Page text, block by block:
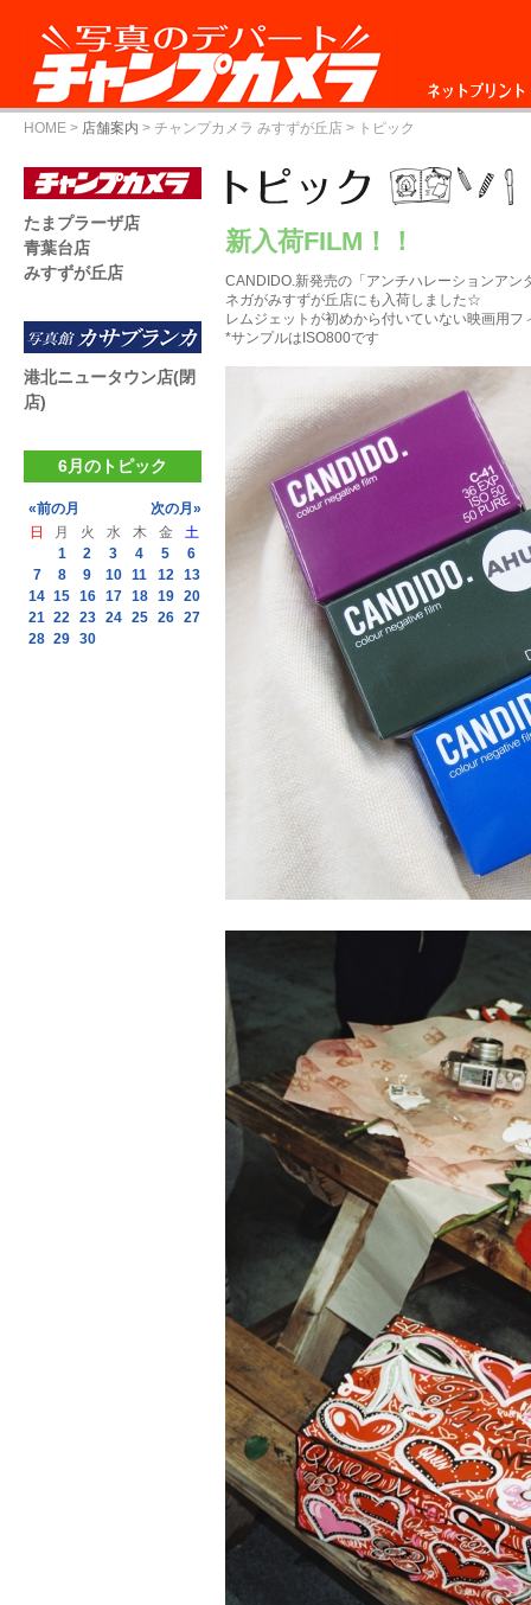
ネットプリント
HOME > 店舗案内 > チャンプカメラ みすずが丘店 > トピック
新入荷FILM！！
CANDIDO.新発売の「アンチハレーションア
ネガがみすずが丘店にも入荷しました☆
レムジェットが初めから付いていない映画用
*サンプルはISO800です
たまプラーザ店
青葉台店
みすずが丘店
港北ニュータウン店(閉
店)
6月のトピック
«前の月
次の月»
日
月 火 水 木 金
土
1
2 3 4 5
6
7
8 9 10 11 12 13
14 15 16 17 18 19 20
21 22 23 24 25 26 27
28 29 30